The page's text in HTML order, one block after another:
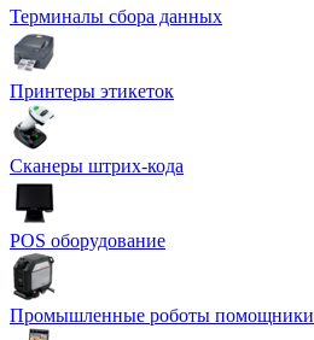
Терминалы сбора данных
Принтеры этикеток
Сканеры штрих-кода
POS оборудование
Промышленные роботы помощники